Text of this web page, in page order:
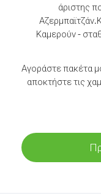
άριστης
Αζερμπαϊτζάν.
Καμερούν -
Αγοράστε πακέτα
αποκτήστε τις